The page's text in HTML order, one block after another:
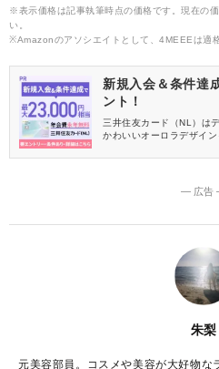
※表示価格は記事執筆時点の価格です。現在の
い。
※Amazonのアソシエイトとして、4MEEEは適
新規入会＆条件達
ント！
三井住友カード（NL）は
かわいいオーロラデザイン
― 広告
朱梨
元美容部員。コスメや美容が大好物な